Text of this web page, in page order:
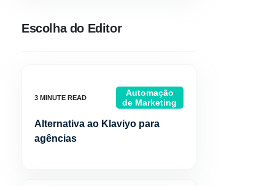
Escolha do Editor
Automação
de Marketing
Alternativa ao Klaviyo para
agências